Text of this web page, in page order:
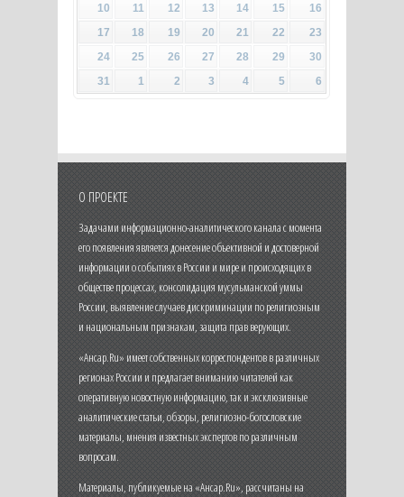
10
11 12 13 14 15
16
17
18 19 20 21 22
23
24
25 26 27 28 29
30
31
1 2 3 4 5 6
О ПРОЕКТЕ
Задачами информационно-аналитического канала с момента
его появления является донесение объективной и достоверной
информации о событиях в России и мире и происходящих в
обществе процессах, консолидация мусульманской уммы
России, выявление случаев дискриминации по религиозным
и национальным признакам, защита прав верующих.
«Ансар.Ru» имеет собственных корреспондентов в различных
регионах России и предлагает вниманию читателей как
оперативную новостную информацию, так и эксклюзивные
аналитические статьи, обзоры, религиозно-богословские
материалы, мнения известных экспертов по различным
вопросам.
Материалы, публикуемые на «Ансар.Ru», рассчитаны на